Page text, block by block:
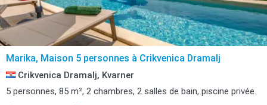
Marika, Maison 5 personnes à Crikvenica Dramalj
Crikvenica Dramalj, Kvarner
5 personnes, 85 m², 2 chambres, 2 salles de bain, piscine privée.